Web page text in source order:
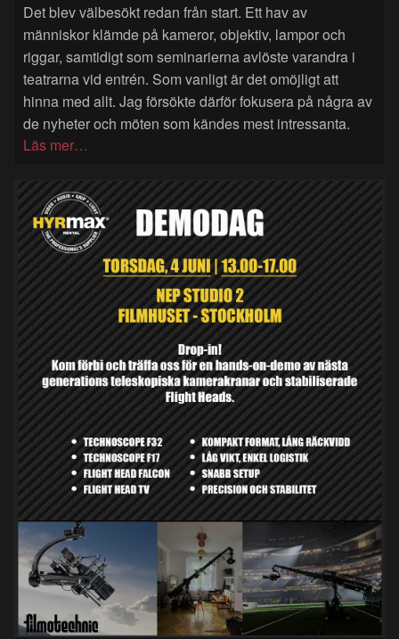
Det blev välbesökt redan från start. Ett hav av
människor klämde på kameror, objektiv, lampor och
riggar, samtidigt som seminarierna avlöste varandra i
teatrarna vid entrén. Som vanligt är det omöjligt att
hinna med allt. Jag försökte därför fokusera på några av
de nyheter och möten som kändes mest intressanta.
Läs mer…